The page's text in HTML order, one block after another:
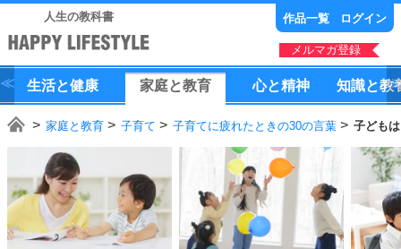
人生の教科書 作品一覧 ログイン
メルマガ登録
生活と健康 家庭と教育 心と精神 知識と教
家庭と教育 子育て 子育てに疲れたときの30の言葉 子ども